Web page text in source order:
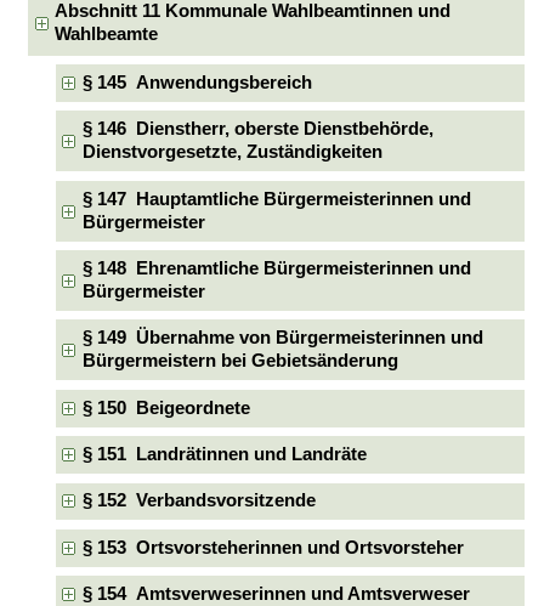
Abschnitt 11 Kommunale Wahlbeamtinnen und
Wahlbeamte
§ 145 Anwendungsbereich
§ 146 Dienstherr, oberste Dienstbehörde,
Dienstvorgesetzte, Zuständigkeiten
§ 147 Hauptamtliche Bürgermeisterinnen und
Bürgermeister
§ 148 Ehrenamtliche Bürgermeisterinnen und
Bürgermeister
§ 149 Übernahme von Bürgermeisterinnen und
Bürgermeistern bei Gebietsänderung
§ 150 Beigeordnete
§ 151 Landrätinnen und Landräte
§ 152 Verbandsvorsitzende
§ 153 Ortsvorsteherinnen und Ortsvorsteher
§ 154 Amtsverweserinnen und Amtsverweser